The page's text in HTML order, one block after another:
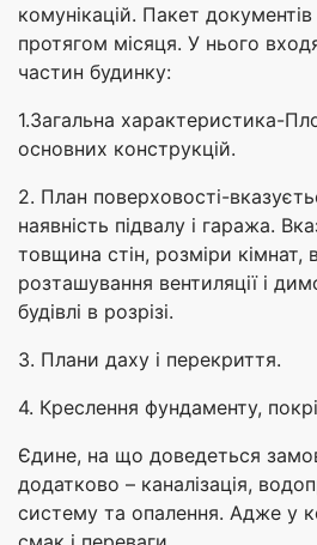
комунікацій. Пакет
протягом місяця. У нього
частин будинку:
1.Загальна характеристика-
основних конструкцій.
2. План поверховості-
наявність підвалу і гаража.
товщина стін, розміри кімнат,
розташування вентиляції і
будівлі в розрізі.
3. Плани даху і перекриття.
4. Креслення фундаменту,
Єдине, на що доведеться
додатково – каналізація,
систему та опалення. Адже у